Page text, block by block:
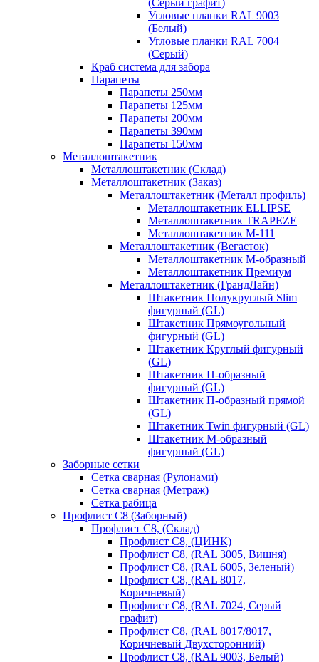
Угловые планки RAL 9003
(Белый)
Угловые планки RAL 7004
(Серый)
Краб система для забора
Парапеты
Парапеты 250мм
Парапеты 125мм
Парапеты 200мм
Парапеты 390мм
Парапеты 150мм
Металлоштакетник
Металлоштакетник (Склад)
Металлоштакетник (Заказ)
Металлоштакетник (Металл профиль)
Металлоштакетник ELLIPSE
Металлоштакетник TRAPEZE
Металлоштакетник М-111
Металлоштакетник (Вегасток)
Металлоштакетник М-образный
Металлоштакетник Премиум
Металлоштакетник (ГрандЛайн)
Штакетник Полукруглый Slim
фигурный (GL)
Штакетник Прямоугольный
фигурный (GL)
Штакетник Круглый фигурный
(GL)
Штакетник П-образный
фигурный (GL)
Штакетник П-образный прямой
(GL)
Штакетник Twin фигурный (GL)
Штакетник М-образный
фигурный (GL)
Заборные сетки
Сетка сварная (Рулонами)
Сетка сварная (Метраж)
Сетка рабица
Профлист С8 (Заборный)
Профлист С8, (Склад)
Профлист С8, (ЦИНК)
Профлист С8, (RAL 3005, Вишня)
Профлист С8, (RAL 6005, Зеленый)
Профлист С8, (RAL 8017,
Коричневый)
Профлист С8, (RAL 7024, Серый
графит)
Профлист С8, (RAL 8017/8017,
Коричневый Двухсторонний)
Профлист С8, (RAL 9003, Белый)